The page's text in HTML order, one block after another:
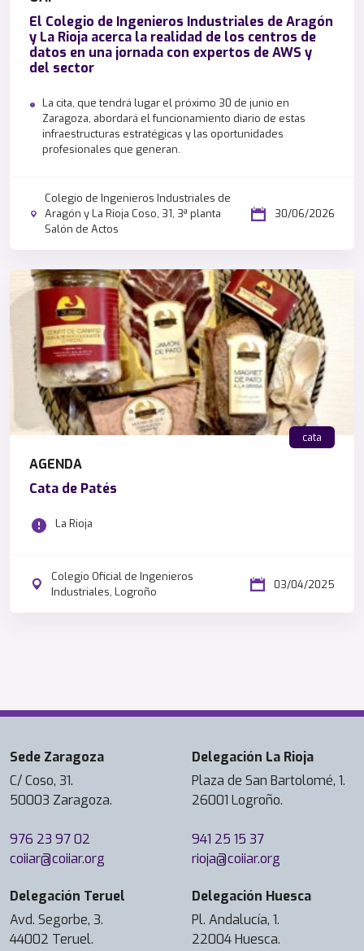
El Colegio de Ingenieros Industriales de Aragón
y La Rioja acerca la realidad de los centros de
datos en una jornada con expertos de AWS y
del sector
La cita, que tendrá lugar el próximo 30 de junio en
Zaragoza, abordará el funcionamiento diario de estas
infraestructuras estratégicas y las oportunidades
profesionales que generan.
Colegio de Ingenieros Industriales de
Aragón y La Rioja Coso, 31, 3ª planta
Salón de Actos
30/06/2026
cata
AGENDA
Cata de Patés
La Rioja
Colegio Oficial de Ingenieros
Industriales, Logroño
03/04/2025
Sede Zaragoza
C/ Coso, 31.
50003 Zaragoza.
976 23 97 02
coiiar@coiiar.org
Delegación La Rioja
Plaza de San Bartolomé, 1.
26001 Logroño.
941 25 15 37
rioja@coiiar.org
Delegación Teruel
Avd. Segorbe, 3.
44002 Teruel.
Delegación Huesca
Pl. Andalucía, 1.
22004 Huesca.